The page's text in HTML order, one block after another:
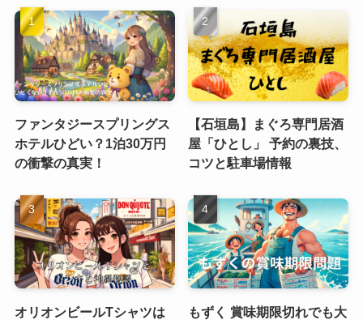
ファンタジースプリングス
ホテルひどい？1泊30万円
の衝撃の真実！
【石垣島】まぐろ専門居酒
屋「ひとし」 予約の裏技、
コツと駐車場情報
オリオンビールTシャツは
もずく 賞味期限切れでも大